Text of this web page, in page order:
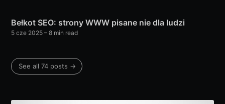
Bełkot SEO: strony WWW pisane nie dla ludzi
5 cze 2025 – 8 min read
See all 74 posts →